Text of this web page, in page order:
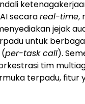
secarareal-time,
jejak
untuk
per-task call).
tim
terpadu, fitur